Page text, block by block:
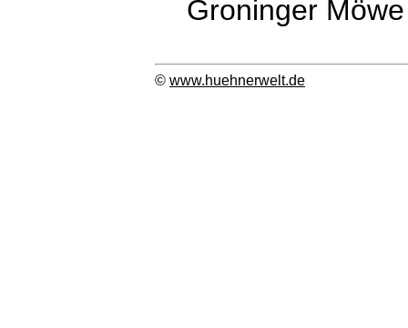
Groninger
© www.huehnerwelt.de